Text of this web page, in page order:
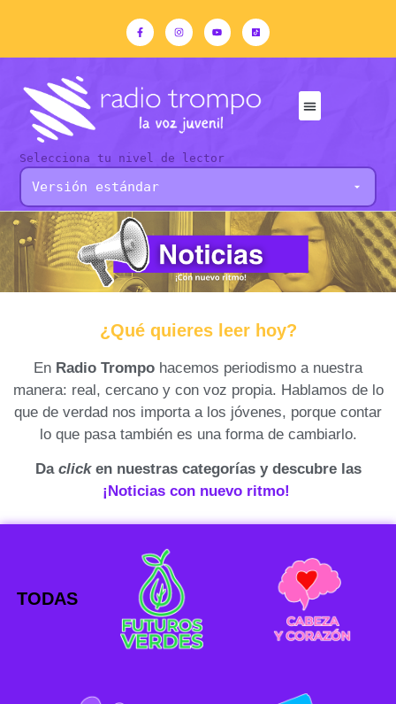
Selecciona tu nivel de lector
¿Qué quieres leer hoy?
En Radio Trompo hacemos periodismo a nuestra
manera: real, cercano y con voz propia. Hablamos de lo
que de verdad nos importa a los jóvenes, porque contar
lo que pasa también es una forma de cambiarlo.
Da clicken nuestras categorías y descubre las
¡Noticias con nuevo ritmo!
TODAS